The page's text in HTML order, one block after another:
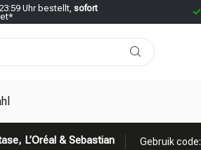
Uhr bestellt, sofort
L’Oréal & Sebastian Gebruik code: